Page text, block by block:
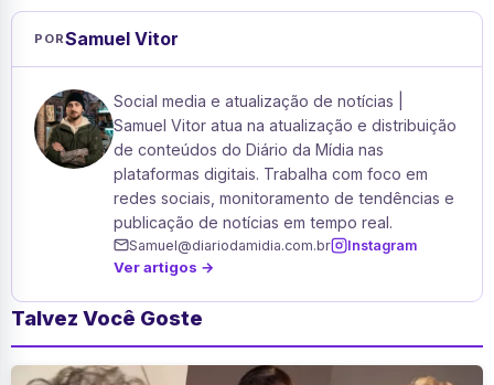
PORSamuel Vitor
Social media e atualização de notícias |
Samuel Vitor atua na atualização e distribuição
de conteúdos do Diário da Mídia nas
plataformas digitais. Trabalha com foco em
redes sociais, monitoramento de tendências e
publicação de notícias em tempo real.
Samuel@diariodamidia.com.br Instagram
Ver artigos →
Talvez Você Goste